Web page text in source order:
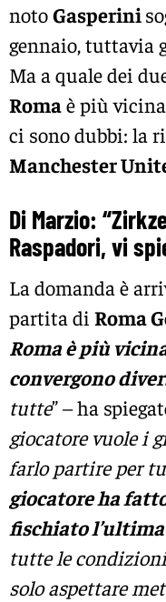
notoGasperini
gennaio, tuttavia
Ma a quale dei
Romaè più
ci sono dubbi: la
Manchester
Di Marzio:
Raspadori, vi
La domanda è
partita di Roma
Roma è più
convergono
tutte” – ha
giocatore vuole i
farlo partire per
giocatore ha
fischiato
tutte le condizioni
solo aspettare